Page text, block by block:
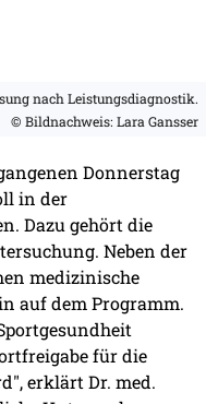
nach Leistungsdiagnostik.
© Bildnachweis: Lara Gansser
Donnerstag
in der
Dazu gehört die
Neben der
medizinische
auf dem Programm.
für die
erklärt Dr. med.